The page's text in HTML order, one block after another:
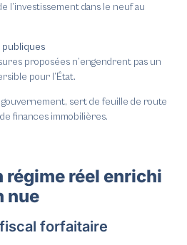
l’investissement dans le neuf au
publiques
proposées n’engendrent pas un
pour l’État.
sert de feuille de route
finances immobilières.
régime réel enrichi
nue
forfaitaire